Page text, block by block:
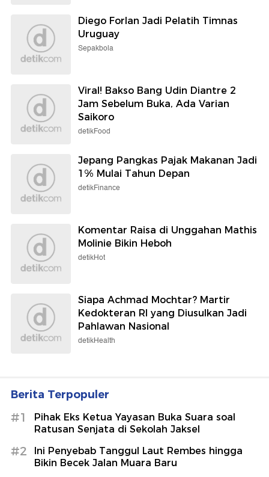
Diego Forlan Jadi Pelatih Timnas
Uruguay
Sepakbola
Viral! Bakso Bang Udin Diantre 2
Jam Sebelum Buka, Ada Varian
Saikoro
detikFood
Jepang Pangkas Pajak Makanan Jadi
1% Mulai Tahun Depan
detikFinance
Komentar Raisa di Unggahan Mathis
Molinie Bikin Heboh
detikHot
Siapa Achmad Mochtar? Martir
Kedokteran RI yang Diusulkan Jadi
Pahlawan Nasional
detikHealth
Berita Terpopuler
#1
Pihak Eks Ketua Yayasan Buka Suara soal
Ratusan Senjata di Sekolah Jaksel
#2
Ini Penyebab Tanggul Laut Rembes hingga
Bikin Becek Jalan Muara Baru